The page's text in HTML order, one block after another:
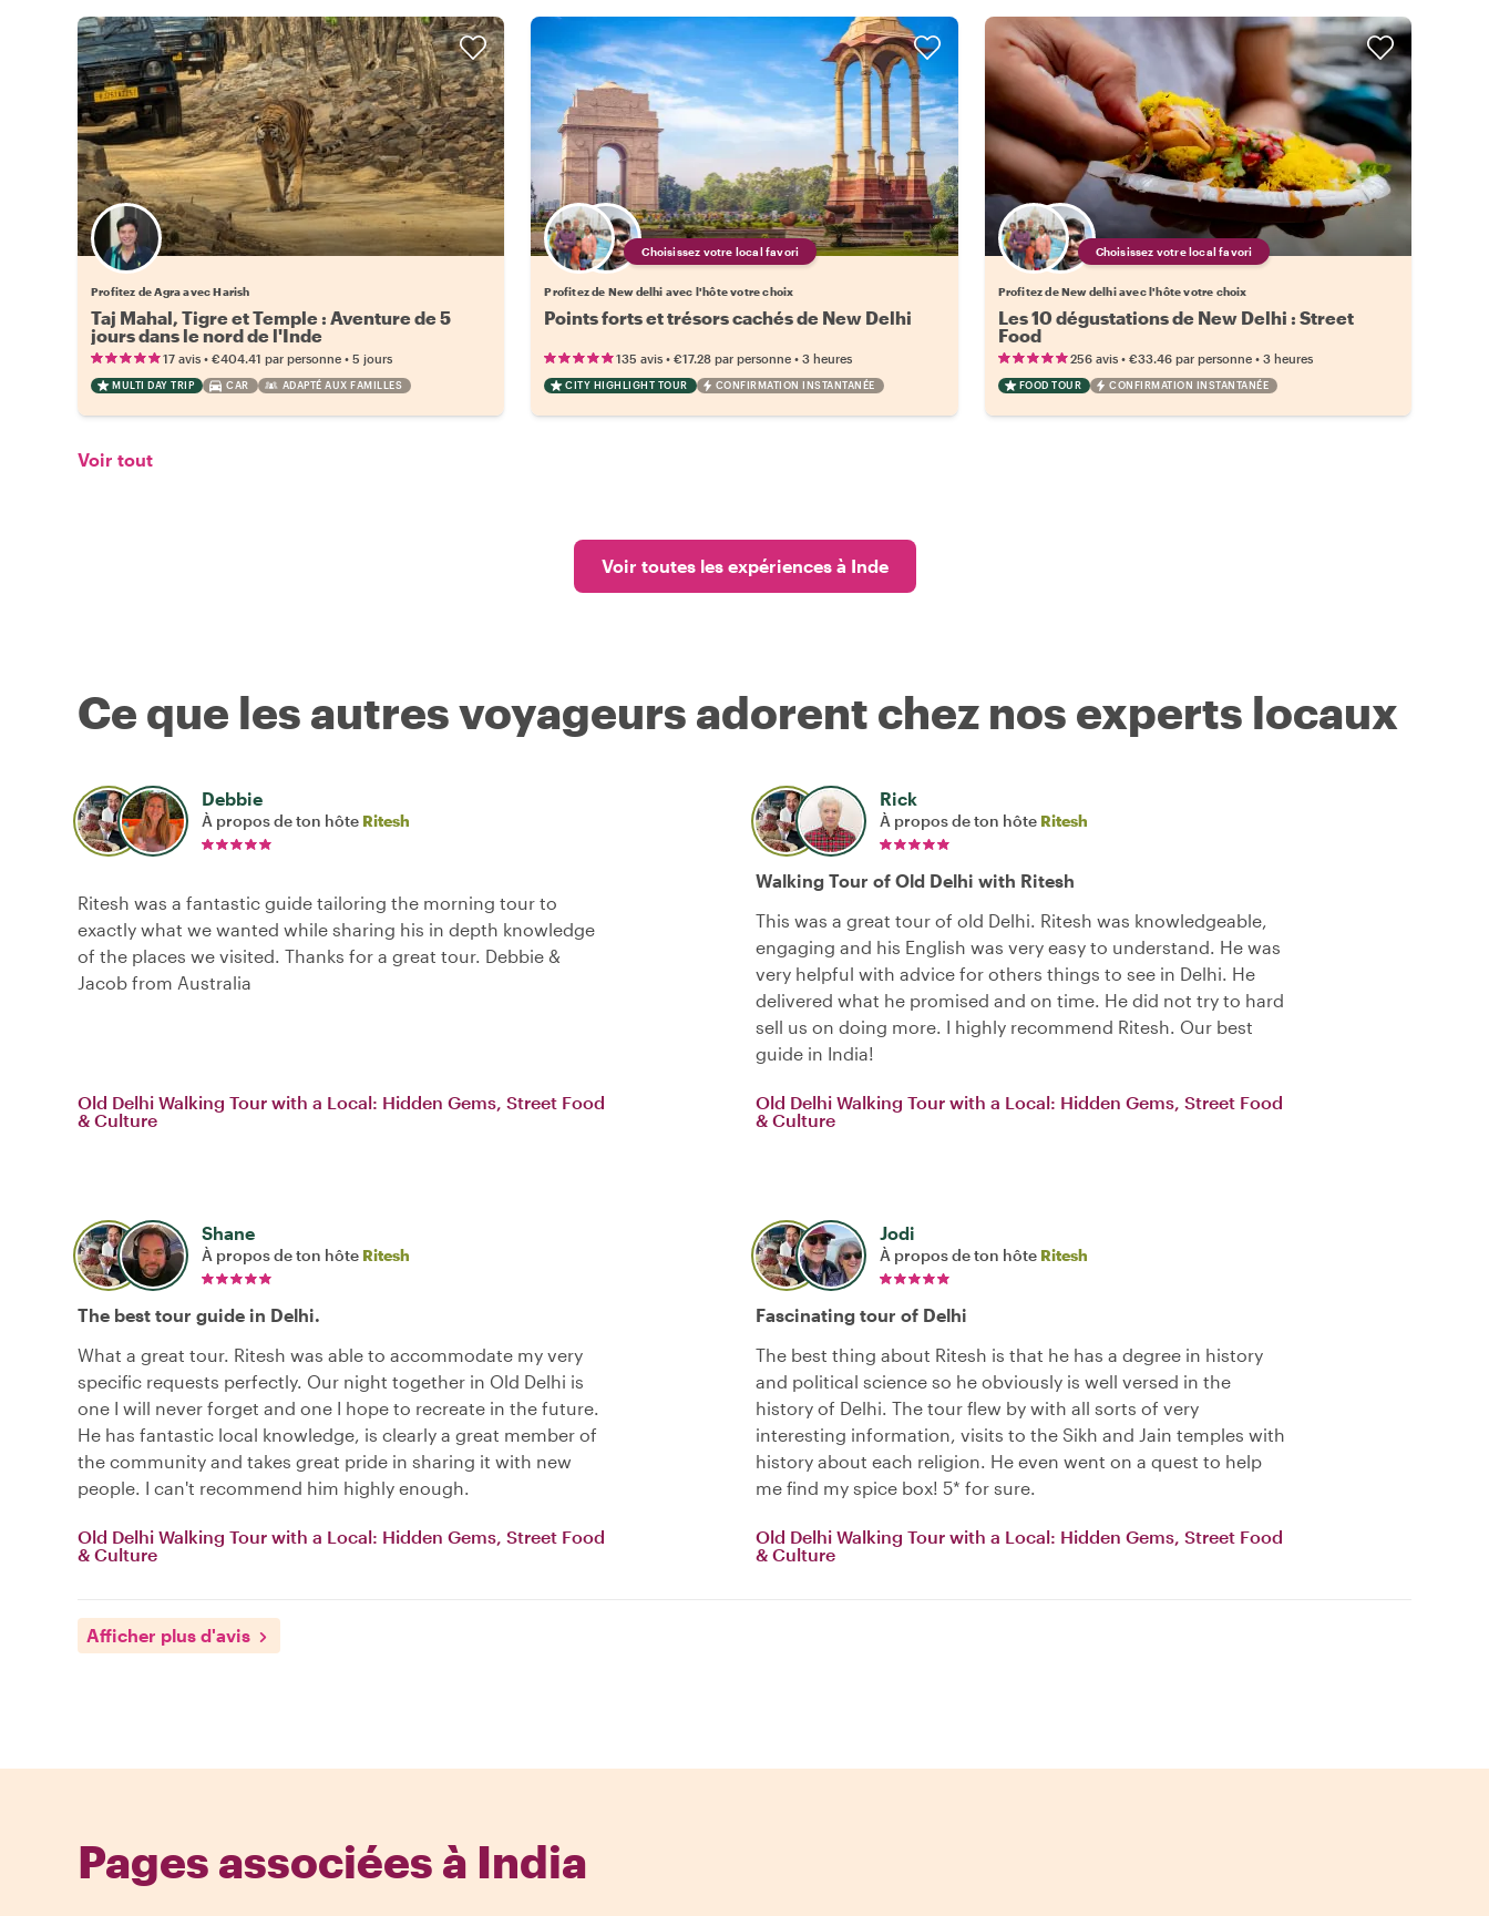
Profitez de Agra avec Harish
Taj Mahal, Tigre et Temple : Aventure de 5
jours dans le nord de l'Inde
17 avis • €404.41 par personne • 5 jours
MULTI DAY TRIP CAR ADAPTÉ AUX FAMILLES
Choisissez votre local favori
Profitez de New delhi avec l'hôte votre choix
Points forts et trésors cachés de New Delhi
135 avis •€17.28 par personne •3 heures
CITY HIGHLIGHT TOUR CONFIRMATION INSTANTANÉE
Choisissez votre local favori
Profitez de New delhi avec l'hôte votre choix
Les 10 dégustations de New Delhi : Street
Food
256 avis• €33.46 par personne• 3 heures
FOOD TOUR CONFIRMATION INSTANTANÉE
Voir tout
Voir toutes les expériences à Inde
Ce que les autres voyageurs adorent chez nos experts locaux
Debbie
À propos de ton hôte Ritesh
Ritesh was a fantastic guide tailoring the morning tour to
exactly what we wanted while sharing his in depth knowledge
of the places we visited. Thanks for a great tour. Debbie &
Jacob from Australia
Old Delhi Walking Tour with a Local: Hidden Gems, Street Food
& Culture
Rick
À propos de ton hôte Ritesh
Walking Tour of Old Delhi with Ritesh
This was a great tour of old Delhi. Ritesh was knowledgeable,
engaging and his English was very easy to understand. He was
very helpful with advice for others things to see in Delhi. He
delivered what he promised and on time. He did not try to hard
sell us on doing more. I highly recommend Ritesh. Our best
guide in India!
Old Delhi Walking Tour with a Local: Hidden Gems, Street Food
& Culture
Shane
À propos de ton hôte Ritesh
The best tour guide in Delhi.
What a great tour. Ritesh was able to accommodate my very
specific requests perfectly. Our night together in Old Delhi is
one I will never forget and one I hope to recreate in the future.
He has fantastic local knowledge, is clearly a great member of
the community and takes great pride in sharing it with new
people. I can't recommend him highly enough.
Old Delhi Walking Tour with a Local: Hidden Gems, Street Food
& Culture
Jodi
À propos de ton hôte Ritesh
Fascinating tour of Delhi
The best thing about Ritesh is that he has a degree in history
and political science so he obviously is well versed in the
history of Delhi. The tour flew by with all sorts of very
interesting information, visits to the Sikh and Jain temples with
history about each religion. He even went on a quest to help
me find my spice box! 5* for sure.
Old Delhi Walking Tour with a Local: Hidden Gems, Street Food
& Culture
Afficher plus d'avis
Pages associées à India